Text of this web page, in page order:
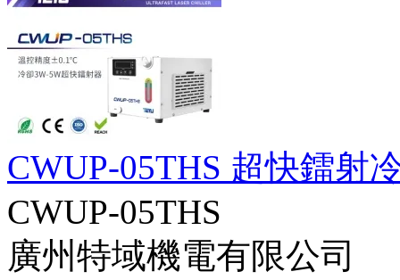
CWUP-05THS 超快鐳射
CWUP-05THS
廣州特域機電有限公司